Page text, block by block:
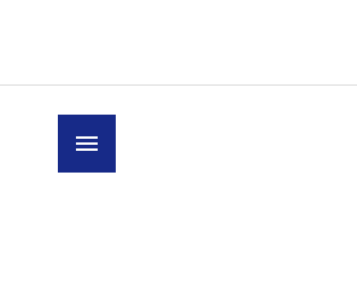
menu